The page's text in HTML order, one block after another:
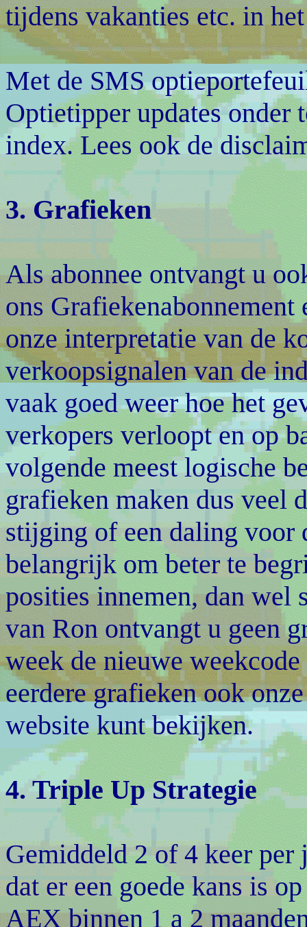
tijdens vakanties etc. in
Met de SMS
Optietipper updates onder
index. Lees ook de
3. Grafieken
Als abonnee ontvangt u
ons
onze interpretatie van de
verkoopsignalen van de
vaak goed weer hoe het
verkopers verloopt en op
volgende meest logische
grafieken maken dus veel
stijging of een daling voor
belangrijk om beter te
posities innemen, dan wel
van Ron ontvangt u geen
week de nieuwe
eerdere grafieken ook
website kunt bekijken.
4. Triple Up Strategie
Gemiddeld 2 of 4 keer per
dat er een goede kans is
AEX binnen 1 a 2